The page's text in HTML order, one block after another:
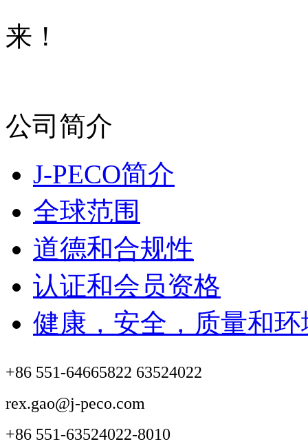
来！
公司简介
J-PECO简介
全球范围
道德和合规性
认证和会员资格
健康，安全，质量和环
+86 551-64665822 63524022
rex.gao@j-peco.com
+86 551-63524022-8010